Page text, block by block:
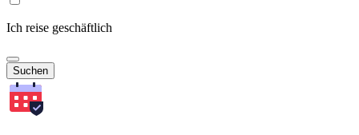
Ich reise geschäftlich
Suchen